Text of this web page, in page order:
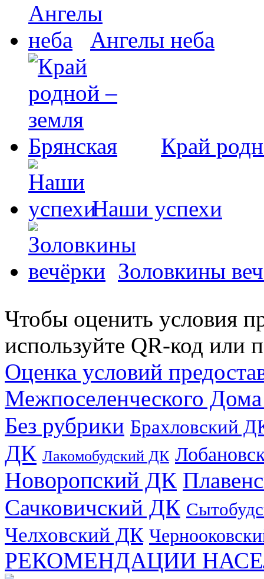
Ангелы неба
Край
Наши успехи
Золовкины
Чтобы оценить условия
используйте QR-код или
Оценка условий
Межпоселенческого
Без рубрики Брахловский
ДК Лакомобудский ДК
Новоропский ДК
Сачковичский ДК
Челховский ДК
РЕКОМЕНДАЦИИ